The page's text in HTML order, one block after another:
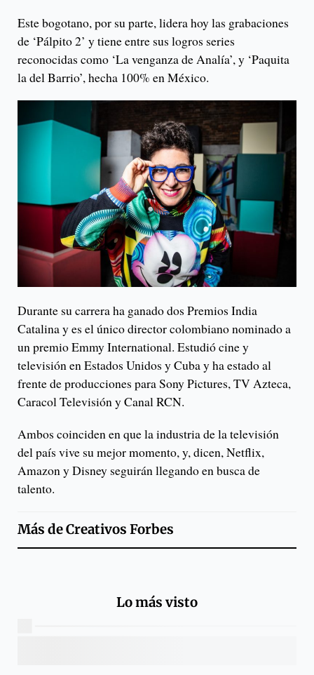
Este bogotano, por su parte, lidera hoy las grabaciones
de ‘Pálpito 2’ y tiene entre sus logros series
reconocidas como ‘La venganza de Analía’, y ‘Paquita
la del Barrio’, hecha 100% en México.
Durante su carrera ha ganado dos Premios India
Catalina y es el único director colombiano nominado a
un premio Emmy International. Estudió cine y
televisión en Estados Unidos y Cuba y ha estado al
frente de producciones para Sony Pictures, TV Azteca,
Caracol Televisión y Canal RCN.
Ambos coinciden en que la industria de la televisión
del país vive su mejor momento, y, dicen, Netflix,
Amazon y Disney seguirán llegando en busca de
talento.
Más deCreativos Forbes
Lo más visto